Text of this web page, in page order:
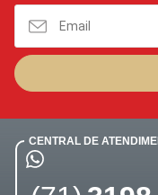
CENTRAL DE